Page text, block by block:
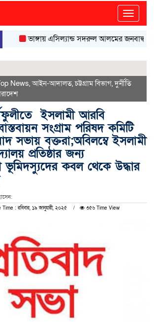
Toggle
ভাঙ্গায় এসিল্যান্ড সদরুল আলমের জনবান্ধব
News,আইন-আদালত,চট্টগ্রাম বিভাগ,দুর্নীতি
ইসলামী আরবি
সংগ্রাম পরিষদ কমিটি
সভায় বক্তরা;অবিলম্বে ইসলামী
প্রতিষ্ঠার জন্য
ভূমিদস্যুদের কবল থেকে উদ্ধার
: রবিবার, ১৯ জানুয়ারী, ২০২৫ ৩৫৬ Time View